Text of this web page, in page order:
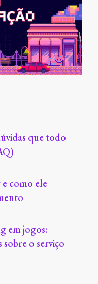
que todo
como ele
em jogos:
o serviço